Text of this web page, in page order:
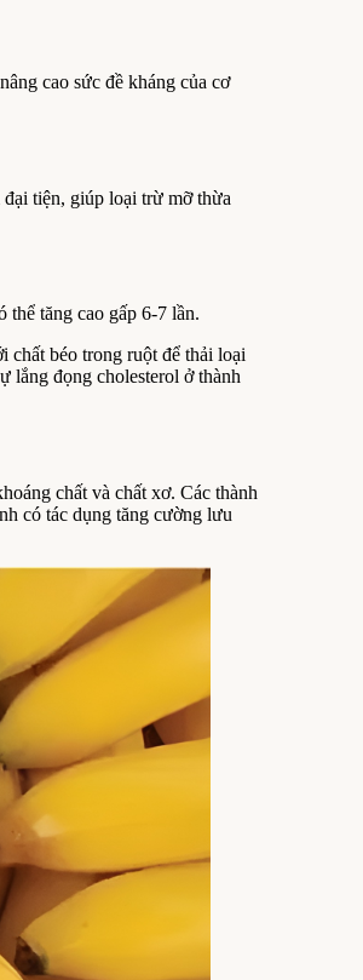
cao sức đề kháng của cơ
tiện, giúp loại trừ mỡ thừa
tăng cao gấp 6-7 lần.
béo trong ruột để thải loại
lắng đọng cholesterol ở thành
chất và chất xơ. Các thành
có tác dụng tăng cường lưu